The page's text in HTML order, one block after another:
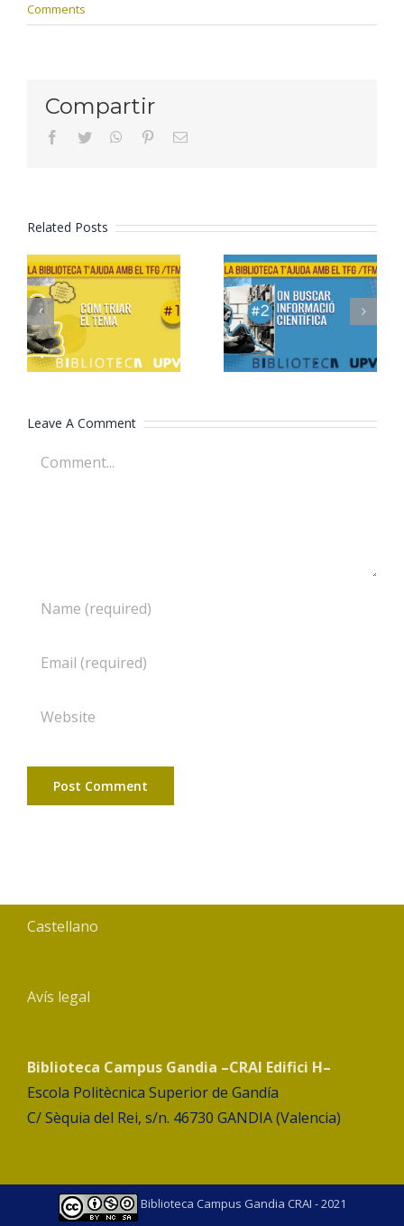
Comments
Compartir
facebooktwitter whatsapppinterestEmail
Related Posts
Formació
TFG/TFM –
1. Com triar
el tema
TFG/TFM –
2. On
cercar
informació
Leave A Comment
Comment
Castellano
Avís legal
Biblioteca Campus Gandia –CRAI Edifici H–
Escola Politècnica Superior de Gandía
C/ Sèquia del Rei, s/n. 46730 GANDIA (Valencia)
Biblioteca Campus Gandia CRAI - 2021